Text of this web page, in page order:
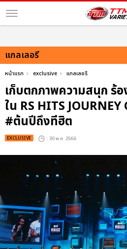
แกลเลอรี
หน้าแรก exclusive แกลเลอรี
เก็บตกภาพความสนุก ร้
ใน RS HITS
#ต้นปีถึงทีฮิต
EXCLUSIVE : 30 พ.ค. 2566